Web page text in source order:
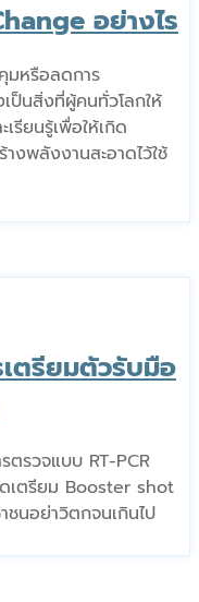
อย่างไร
มหรือลดการ
ป็นสิ่งที่ผู้คนทั่วโลกให้
รียนรู้เพื่อให้เกิด
งพลังงานสะอาดไว้ใช้
ตรียมตัวรับมือ
ตรวจแบบ RT-PCR
เตรียม Booster shot
นอย่าวิตกจนเกินไป